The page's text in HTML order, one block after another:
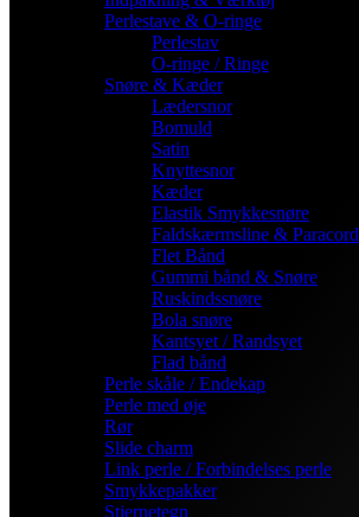
Perlestave & O-ringe
Perlestav
O-ringe / Ringe
Snøre & Kæder
Lædersnor
Bomuld
Satin
Knyttesnor
Kæder
Elastik Smykkesnøre
Faldskærmsline & Paracord
Flet Bånd
Gummi bånd & Snøre
Ruskindssnøre
Bola snøre
Kantsyet / Randsyet
Flad bånd
Perle skåle / Endekap
Perle med øje
Rør
Slide charm
Link perle / Forbindelses perle
Smykkepakker
Stjernetegn